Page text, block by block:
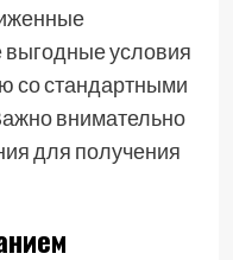
выгодные условия
со стандартными
внимательно
для получения